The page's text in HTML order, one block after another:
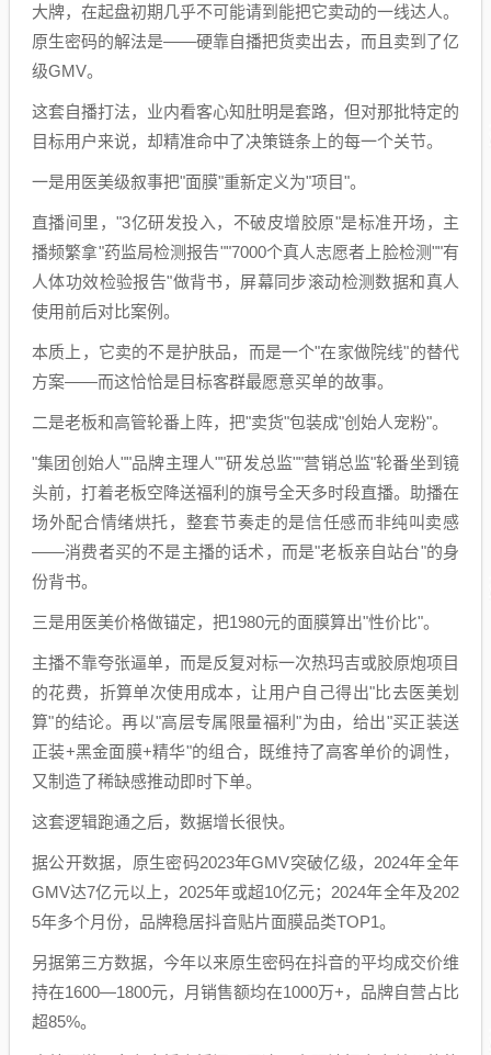
大牌，在起盘初期几乎不可能请到能把它卖动的一线达人。
原生密码的解法是——硬靠自播把货卖出去，而且卖到了亿
级GMV。
这套自播打法，业内看客心知肚明是套路，但对那批特定的
目标用户来说，却精准命中了决策链条上的每一个关节。
一是用医美级叙事把"面膜"重新定义为"项目"。
直播间里，"3亿研发投入，不破皮增胶原"是标准开场，主
播频繁拿"药监局检测报告""7000个真人志愿者上脸检测""有
人体功效检验报告"做背书，屏幕同步滚动检测数据和真人
使用前后对比案例。
本质上，它卖的不是护肤品，而是一个"在家做院线"的替代
方案——而这恰恰是目标客群最愿意买单的故事。
二是老板和高管轮番上阵，把"卖货"包装成"创始人宠粉"。
"集团创始人""品牌主理人""研发总监""营销总监"轮番坐到镜
头前，打着老板空降送福利的旗号全天多时段直播。助播在
场外配合情绪烘托，整套节奏走的是信任感而非纯叫卖感
——消费者买的不是主播的话术，而是"老板亲自站台"的身
份背书。
三是用医美价格做锚定，把1980元的面膜算出"性价比"。
主播不靠夸张逼单，而是反复对标一次热玛吉或胶原炮项目
的花费，折算单次使用成本，让用户自己得出"比去医美划
算"的结论。再以"高层专属限量福利"为由，给出"买正装送
正装+黑金面膜+精华"的组合，既维持了高客单价的调性，
又制造了稀缺感推动即时下单。
这套逻辑跑通之后，数据增长很快。
据公开数据，原生密码2023年GMV突破亿级，2024年全年
GMV达7亿元以上，2025年或超10亿元；2024年全年及202
5年多个月份，品牌稳居抖音贴片面膜品类TOP1。
另据第三方数据，今年以来原生密码在抖音的平均成交价维
持在1600—1800元，月销售额均在1000万+，品牌自营占比
超85%。